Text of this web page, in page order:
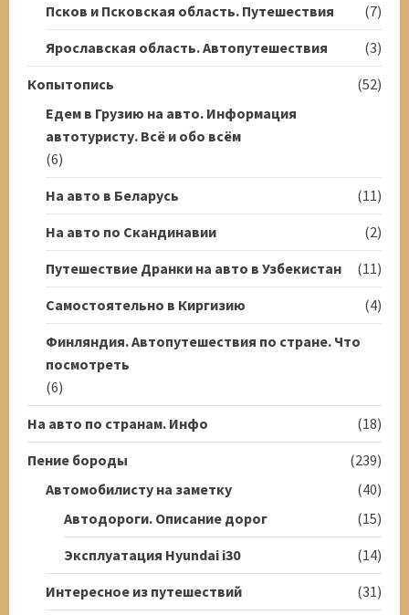
Псков и Псковская область. Путешествия
(7)
Ярославская область. Автопутешествия
(3)
Копытопись
(52)
Едем в Грузию на авто. Информация
автотуристу. Всё и обо всём
(6)
На авто в Беларусь
(11)
На авто по Скандинавии
(2)
Путешествие Дранки на авто в Узбекистан
(11)
Самостоятельно в Киргизию
(4)
Финляндия. Автопутешествия по стране. Что
посмотреть
(6)
На авто по странам. Инфо
(18)
Пение бороды
(239)
Автомобилисту на заметку
(40)
Автодороги. Описание дорог
(15)
Эксплуатация Hyundai i30
(14)
Интересное из путешествий
(31)